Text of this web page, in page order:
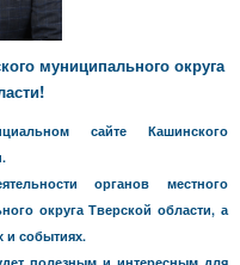
муниципального округа
сайте Кашинского
органов местного
округа Тверской области, а
и событиях.